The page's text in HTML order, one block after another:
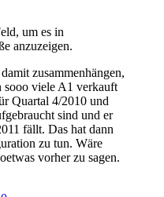
um es in
anzuzeigen.
zusammenhängen,
sooo viele A1 verkauft
Quartal 4/2010 und
sind und er
fällt. Das hat dann
zu tun. Wäre
vorher zu sagen.